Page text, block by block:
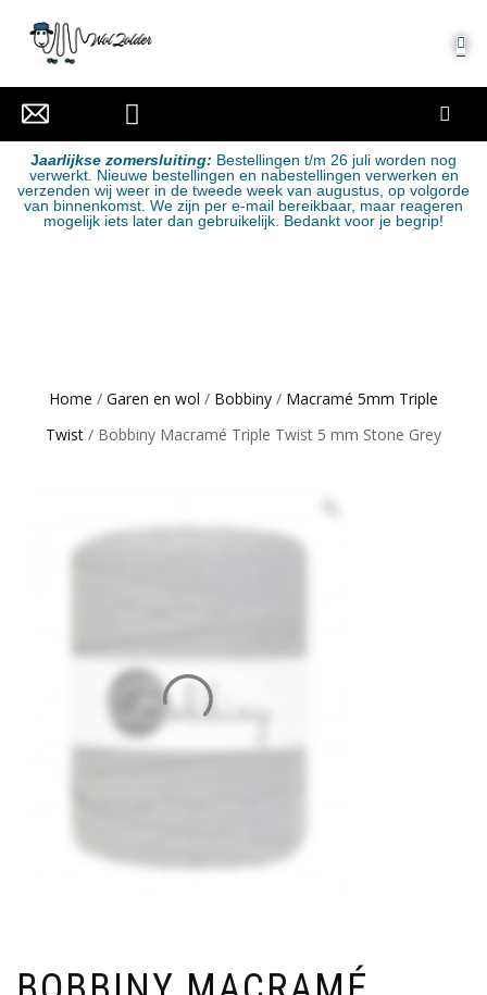
Jaarlijkse zomersluiting: Bestellingen t/m 26 juli worden nog
verwerkt. Nieuwe bestellingen en nabestellingen verwerken en
verzenden wij weer in de tweede week van augustus, op volgorde
van binnenkomst. We zijn per e-mail bereikbaar, maar reageren
mogelijk iets later dan gebruikelijk. Bedankt voor je begrip!
Home / Garen en wol / Bobbiny / Macramé 5mm Triple
Twist / Bobbiny Macramé Triple Twist 5 mm Stone Grey